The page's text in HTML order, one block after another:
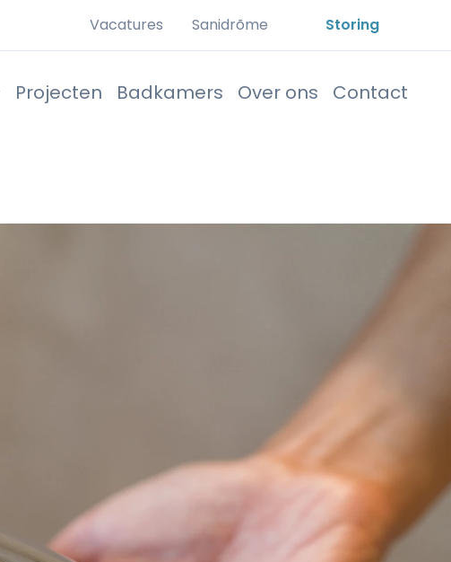
Vacatures Sanidrõme Storing
Projecten Badkamers Over ons Contact